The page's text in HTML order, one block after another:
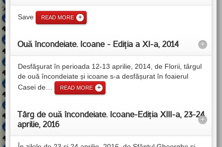
Save READ MORE
Ouă încondeiate. Icoane - Ediţia a XI-a, 2014 +
Desfăşurat în perioada 12-13 aprilie, 2014, de Florii, târgul
de ouă încondeiate și icoane s-a desfășurat în foaierul
Casei de
READ MORE
Târg de ouă încondeiate. Icoane-Ediția XIII-a, 23-24
aprilie, 2016
+